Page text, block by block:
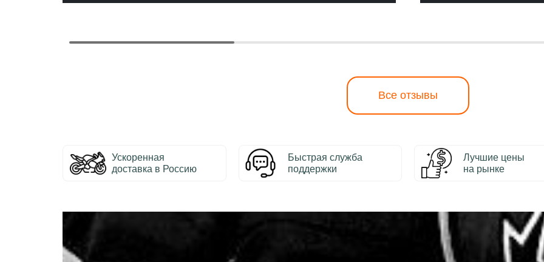
Все отзывы
Ускоренная
доставка в Россию
Быстрая служба
поддержки
Лучшие цены
на рынке